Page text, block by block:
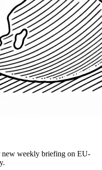
new weekly briefing on EU-